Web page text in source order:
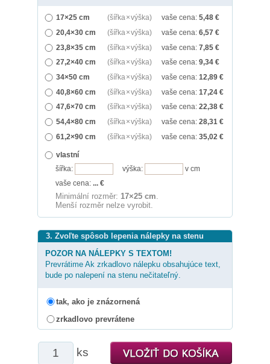
17×25 cm (šířka × výška) vaše cena: 5,48 €
20,4×30 cm
(šířka × výška) vaše cena: 6,57 €
23,8×35 cm
(šířka × výška) vaše cena: 7,85 €
27,2×40 cm
(šířka × výška) vaše cena: 9,34 €
34×50 cm
(šířka × výška) vaše cena: 12,89 €
40,8×60 cm
(šířka × výška) vaše cena: 17,24 €
47,6×70 cm
(šířka × výška) vaše cena: 22,38 €
54,4×80 cm
(šířka × výška) vaše cena: 28,31 €
61,2×90 cm
(šířka × výška) vaše cena: 35,02 €
vlastní
šířka:
výška:
v cm
vaše cena:
€
Minimální rozměr: 17×25 cm
Menší rozměr nelze vyrobit.
3. Zvoľte spôsob lepenia nálepky na stenu
POZOR NA NÁLEPKY S TEXTOM!
Prevrátime Ak zrkadlovo nálepku obsahujúce text,
bude po nalepení na stenu nečitateľný.
tak, ako je znázornená
zrkadlovo prevrátene
ks